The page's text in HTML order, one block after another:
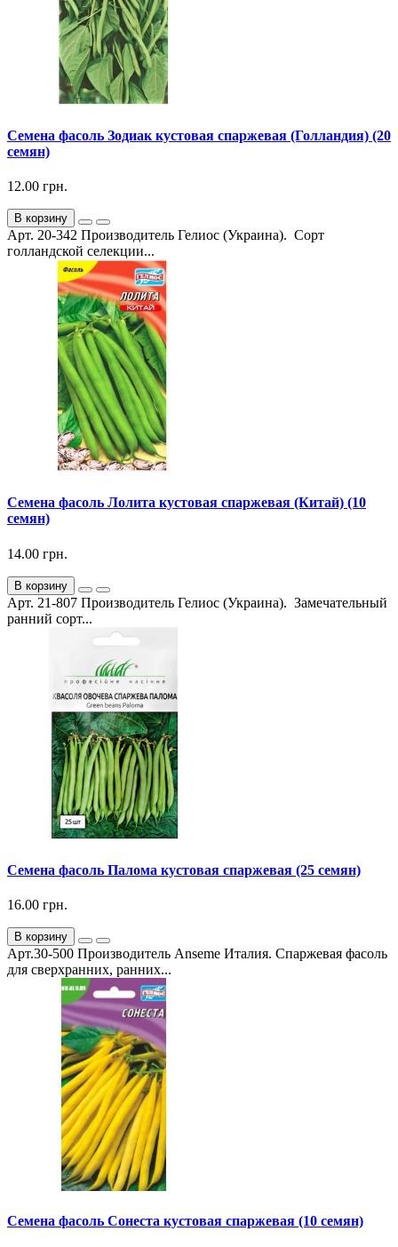
Семена фасоль Зодиак кустовая спаржевая (Голландия) (20
семян)
12.00 грн.
В корзину
Арт. 20-342 Производитель Гелиос (Украина). Сорт
голландской селекции...
Семена фасоль Лолита кустовая спаржевая (Китай) (10
семян)
14.00 грн.
В корзину
Арт. 21-807 Производитель Гелиос (Украина). Замечательный
ранний сорт...
Семена фасоль Палома кустовая спаржевая (25 семян)
16.00 грн.
В корзину
Арт.30-500 Производитель Anseme Италия. Спаржевая фасоль
для сверхранних, ранних...
Семена фасоль Сонеста кустовая спаржевая (10 семян)